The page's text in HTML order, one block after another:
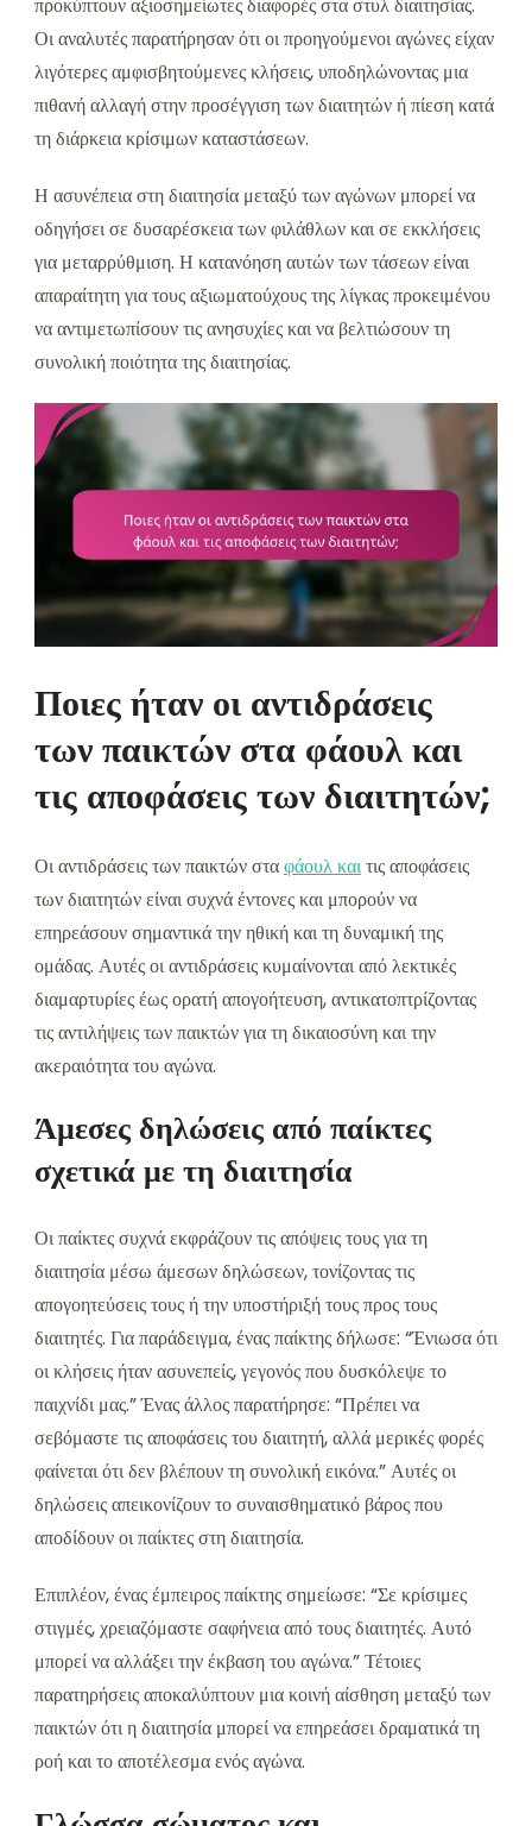
προκύπτουν αξιοσημείωτες διαφορές στα στυλ διαιτησίας.
Οι αναλυτές παρατήρησαν ότι οι προηγούμενοι αγώνες είχαν
λιγότερες αμφισβητούμενες κλήσεις, υποδηλώνοντας μια
πιθανή αλλαγή στην προσέγγιση των διαιτητών ή πίεση κατά
τη διάρκεια κρίσιμων καταστάσεων.
Η ασυνέπεια στη διαιτησία μεταξύ των αγώνων μπορεί να
οδηγήσει σε δυσαρέσκεια των φιλάθλων και σε εκκλήσεις
για μεταρρύθμιση. Η κατανόηση αυτών των τάσεων είναι
απαραίτητη για τους αξιωματούχους της λίγκας προκειμένου
να αντιμετωπίσουν τις ανησυχίες και να βελτιώσουν τη
συνολική ποιότητα της διαιτησίας.
Ποιες ήταν οι αντιδράσεις
των παικτών στα φάουλ και
τις αποφάσεις των διαιτητών;
Οι αντιδράσεις των παικτών σταφάουλ καιτις αποφάσεις
των διαιτητών είναι συχνά έντονες και μπορούν να
επηρεάσουν σημαντικά την ηθική και τη δυναμική της
ομάδας. Αυτές οι αντιδράσεις κυμαίνονται από λεκτικές
διαμαρτυρίες έως ορατή απογοήτευση, αντικατοπτρίζοντας
τις αντιλήψεις των παικτών για τη δικαιοσύνη και την
ακεραιότητα του αγώνα.
Άμεσες δηλώσεις από παίκτες
σχετικά με τη διαιτησία
Οι παίκτες συχνά εκφράζουν τις απόψεις τους για τη
διαιτησία μέσω άμεσων δηλώσεων, τονίζοντας τις
απογοητεύσεις τους ή την υποστήριξή τους προς τους
διαιτητές. Για παράδειγμα, ένας παίκτης δήλωσε: “Ένιωσα ότι
οι κλήσεις ήταν ασυνεπείς, γεγονός που δυσκόλεψε το
παιχνίδι μας.” Ένας άλλος παρατήρησε: “Πρέπει να
σεβόμαστε τις αποφάσεις του διαιτητή, αλλά μερικές φορές
φαίνεται ότι δεν βλέπουν τη συνολική εικόνα.” Αυτές οι
δηλώσεις απεικονίζουν το συναισθηματικό βάρος που
αποδίδουν οι παίκτες στη διαιτησία.
Επιπλέον, ένας έμπειρος παίκτης σημείωσε: “Σε κρίσιμες
στιγμές, χρειαζόμαστε σαφήνεια από τους διαιτητές. Αυτό
μπορεί να αλλάξει την έκβαση του αγώνα.” Τέτοιες
παρατηρήσεις αποκαλύπτουν μια κοινή αίσθηση μεταξύ των
παικτών ότι η διαιτησία μπορεί να επηρεάσει δραματικά τη
ροή και το αποτέλεσμα ενός αγώνα.